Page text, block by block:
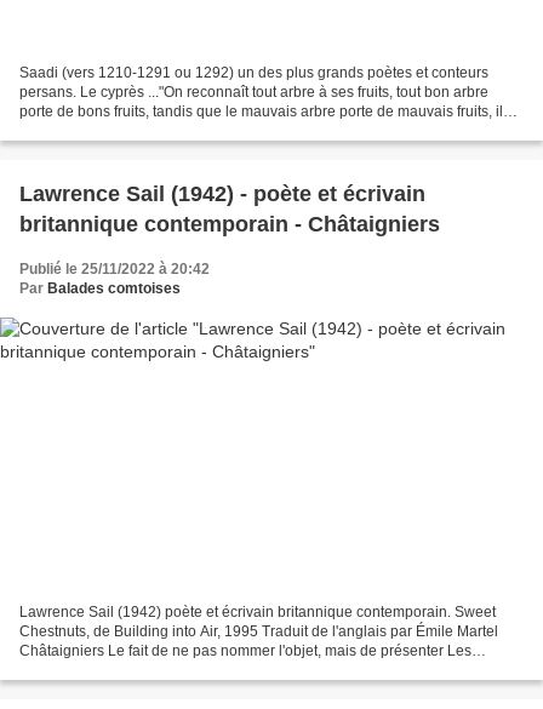
Saadi (vers 1210-1291 ou 1292) un des plus grands poètes et conteurs
persans. Le cyprès ..."On reconnaît tout arbre à ses fruits, tout bon arbre
porte de bons fruits, tandis que le mauvais arbre porte de mauvais fruits, il
Lawrence Sail (1942) - poète et écrivain
britannique contemporain - Châtaigniers
Publié le 25/11/2022 à 20:42
Par Balades comtoises
Lawrence Sail (1942) poète et écrivain britannique contemporain. Sweet
Chestnuts, de Building into Air, 1995 Traduit de l'anglais par Émile Martel
Châtaigniers Le fait de ne pas nommer l'objet, mais de présenter Les